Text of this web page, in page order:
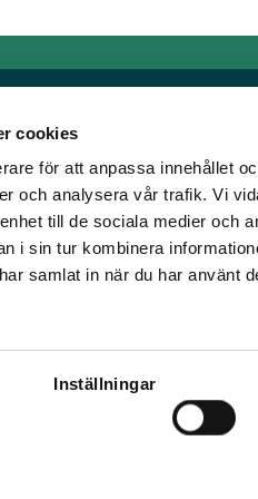
cookies
för att anpassa innehållet
och analysera vår trafik. Vi
till de sociala medier och
i sin tur kombinera
samlat in när du har använt
Inställningar
älskar trav!
vi skapat en
Mobilvy
Travronden, Mile Media,